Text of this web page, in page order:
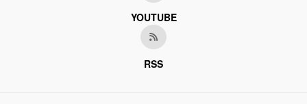
YOUTUBE
RSS